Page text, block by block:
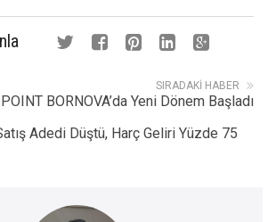
SIRADAKI HABER
BORNOVA’da Yeni Dönem Başladı
Adedi Düştü, Harç Geliri Yüzde 75